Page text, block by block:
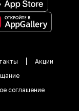
Акции
соглашение